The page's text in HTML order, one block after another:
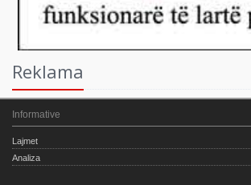
Reklama
Informative
Lajmet
Analiza